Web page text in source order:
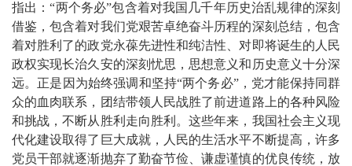
指出：“两个务必”包含着对我国几千年历史治乱规律的深刻
借鉴，包含着对我们党艰苦卓绝奋斗历程的深刻总结，包含
着对胜利了的政党永葆先进性和纯洁性、对即将诞生的人民
政权实现长治久安的深刻忧思，思想意义和历史意义十分深
远。正是因为始终强调和坚持“两个务必”，党才能保持同群
众的血肉联系，团结带领人民战胜了前进道路上的各种风险
和挑战，不断从胜利走向胜利。这些年来，我国社会主义现
代化建设取得了巨大成就，人民的生活水平不断提高，许多
党员干部就逐渐抛弃了勤奋节俭、谦虚谨慎的优良传统，放